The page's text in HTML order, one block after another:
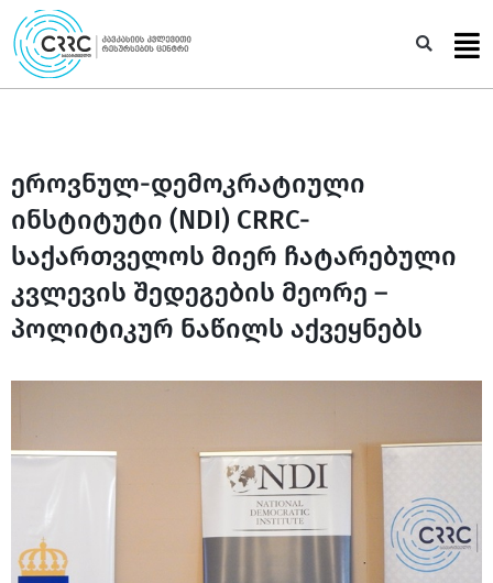
Skip
to
content
ეროვნულ-დემოკრატიული
ინსტიტუტი (NDI) CRRC-
საქართველოს მიერ ჩატარებული
კვლევის შედეგების მეორე –
პოლიტიკურ ნაწილს აქვეყნებს